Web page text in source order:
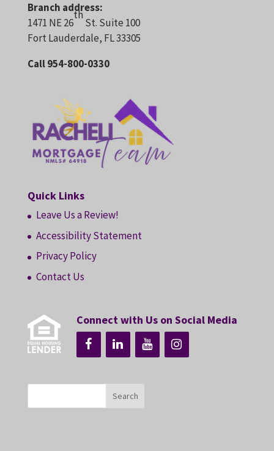
Branch address:
1471 NE 26
th
St. Suite 100
Fort Lauderdale, FL 33305
Call 954-800-0330
Quick Links
Leave Us a Review!
Accessibility Statement
Privacy Policy
Contact Us
Connect with Us on Social Media